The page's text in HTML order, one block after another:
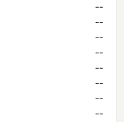
--
--
--
--
--
--
--
--